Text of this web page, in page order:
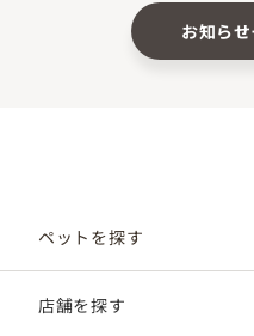
お知ら
ペットを探す
店舗を探す